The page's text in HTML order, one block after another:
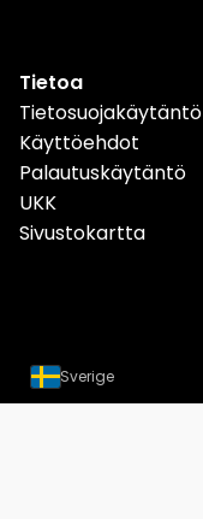
Tietoa
Tietosuojakäytäntö
Käyttöehdot
Palautuskäytäntö
UKK
Sivustokartta
Sverige